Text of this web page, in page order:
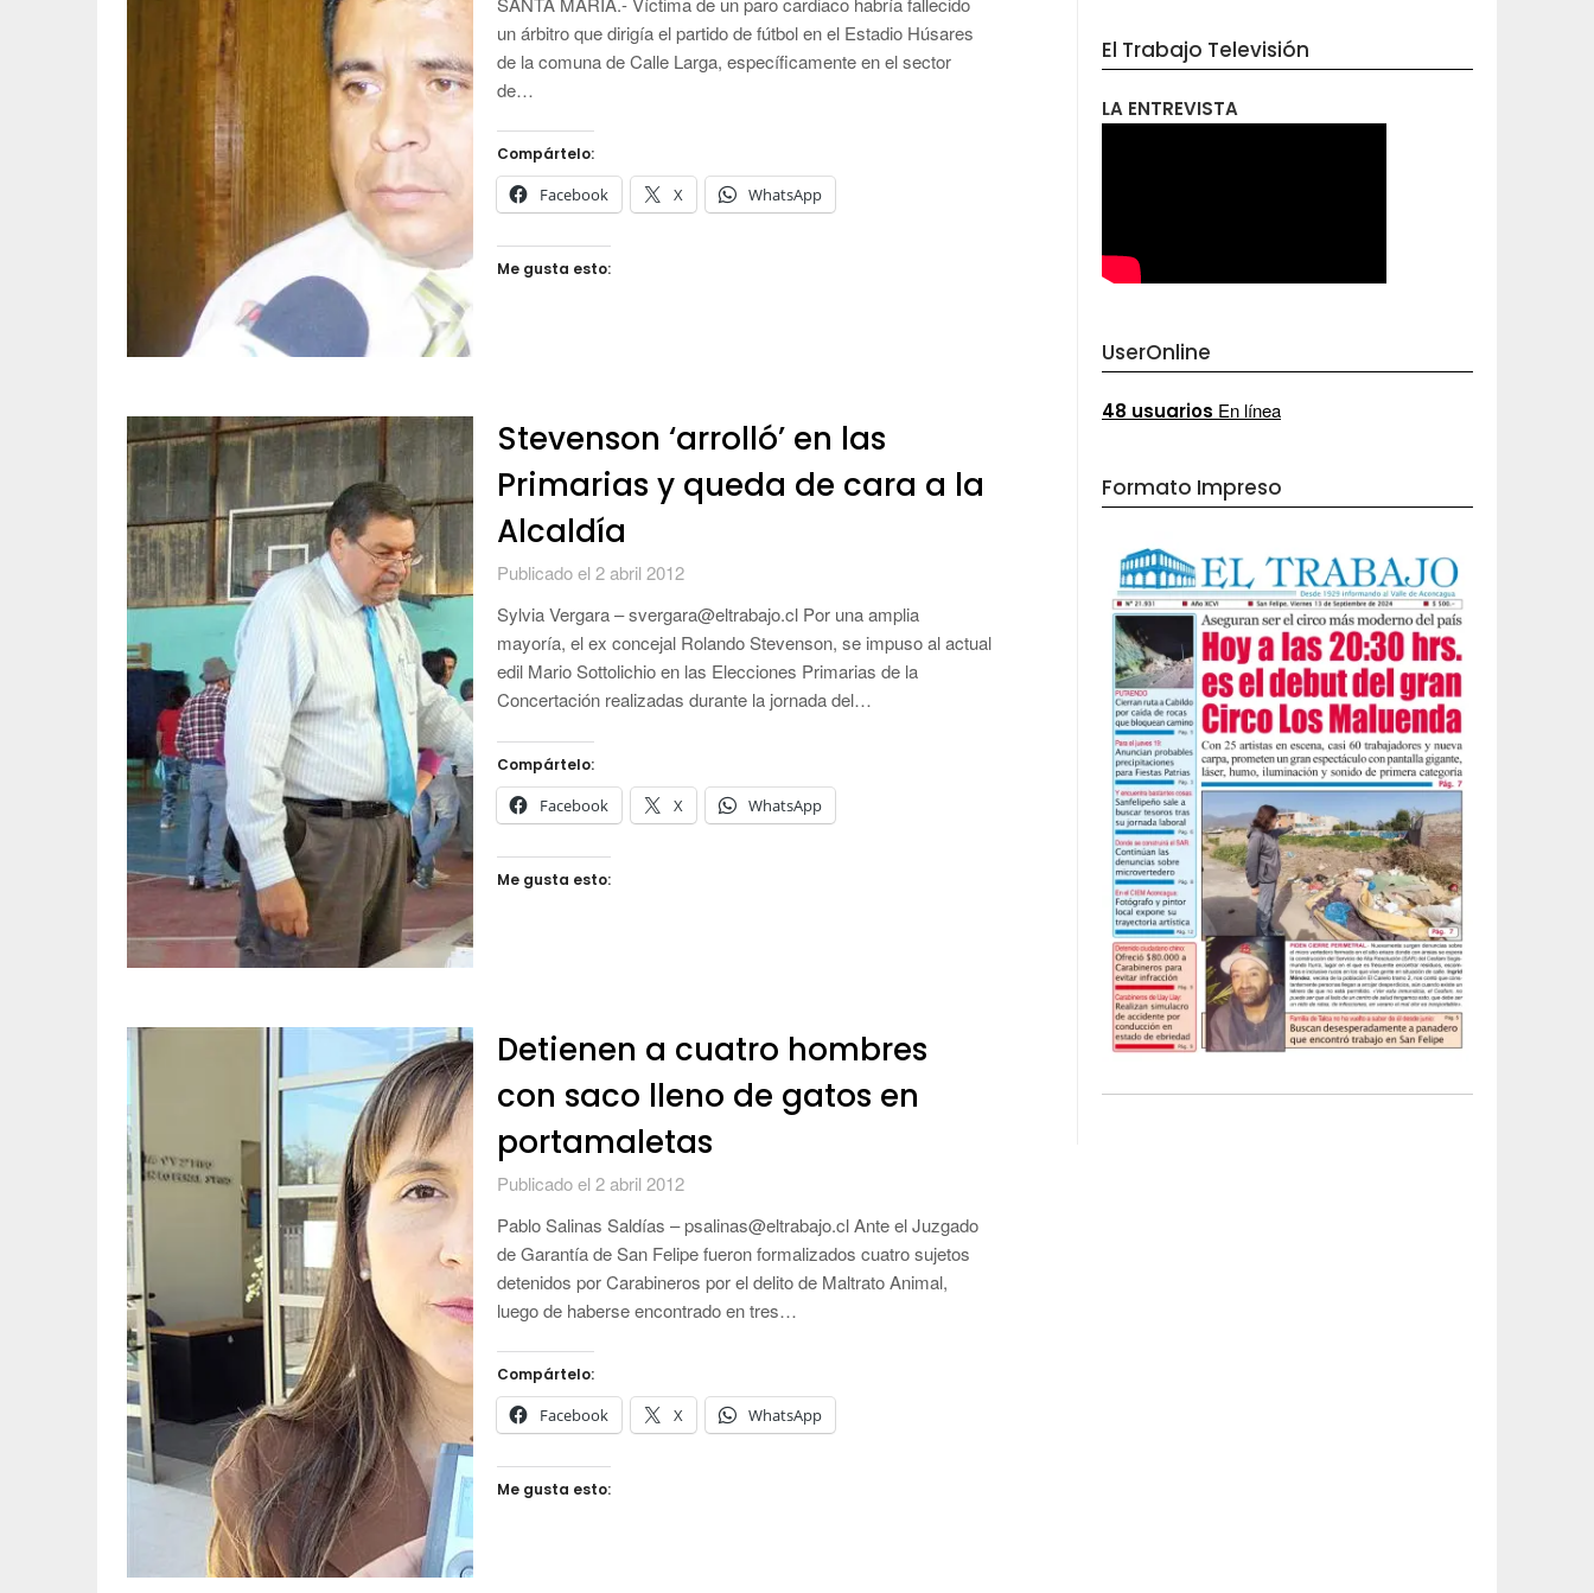
un árbitro que dirigía el partido de fútbol en el Estadio Húsares
de la comuna de Calle Larga, específicamente en el sector
de…
Compártelo:
Facebook X WhatsApp
Me gusta esto:
Stevenson ‘arrolló’ en las
Primarias y queda de cara a la
Alcaldía
Publicado el 2 abril 2012
Sylvia Vergara – svergara@eltrabajo.cl Por una amplia
mayoría, el ex concejal Rolando Stevenson, se impuso al actual
edil Mario Sottolichio en las Elecciones Primarias de la
Concertación realizadas durante la jornada del…
Compártelo:
Facebook X WhatsApp
Me gusta esto:
Detienen a cuatro hombres
con saco lleno de gatos en
portamaletas
Publicado el 2 abril 2012
Pablo Salinas Saldías – psalinas@eltrabajo.cl Ante el Juzgado
de Garantía de San Felipe fueron formalizados cuatro sujetos
detenidos por Carabineros por el delito de Maltrato Animal,
luego de haberse encontrado en tres…
Compártelo:
Facebook X WhatsApp
Me gusta esto:
El Trabajo Televisión
LA ENTREVISTA
UserOnline
48 usuarios En línea
Formato Impreso